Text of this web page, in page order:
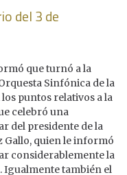
del 3 de
que turnó a la
Sinfónica de la
puntos relativos a la
celebró una
del presidente de la
Gallo, quien le informó
considerablemente la
Igualmente también el